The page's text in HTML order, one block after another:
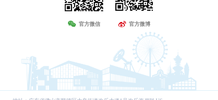
官方微信 官方微博